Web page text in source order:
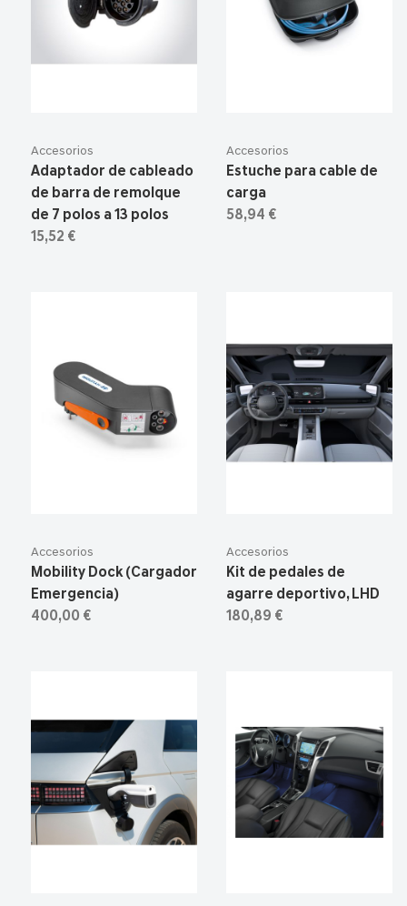
Accesorios
Adaptador de cableado
de barra de remolque
de 7 polos a 13 polos
15,52 €
Accesorios
Estuche para cable de
carga
58,94 €
Accesorios
Mobility Dock (Cargador
Emergencia)
400,00 €
Accesorios
Kit de pedales de
agarre deportivo, LHD
180,89 €